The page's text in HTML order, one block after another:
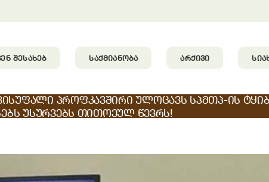
ᲨᲔᲡᲐᲮᲔᲑ ᲡᲐᲥᲛᲘᲐᲜᲝᲑᲐ ᲐᲠᲥᲘᲕᲘ
ᲞᲠᲝᲤᲙᲐᲕᲨᲘᲠᲘ ᲣᲚᲝᲪᲐᲕᲡ ᲡᲞᲛᲗᲞ-ᲘᲡ
ᲣᲡᲣᲠᲕᲔᲑᲡ ᲗᲘᲗᲝᲔᲣᲚ ᲬᲔᲕᲠᲡ!